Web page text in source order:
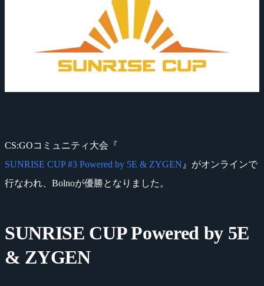
CS:GOコミュニティ大会『
SUNRISE CUP #3 Powered by 5E & ZYGEN』がオンラインで
行なわれ、Bolnoが優勝となりました。
SUNRISE CUP Powered by 5E
& ZYGEN